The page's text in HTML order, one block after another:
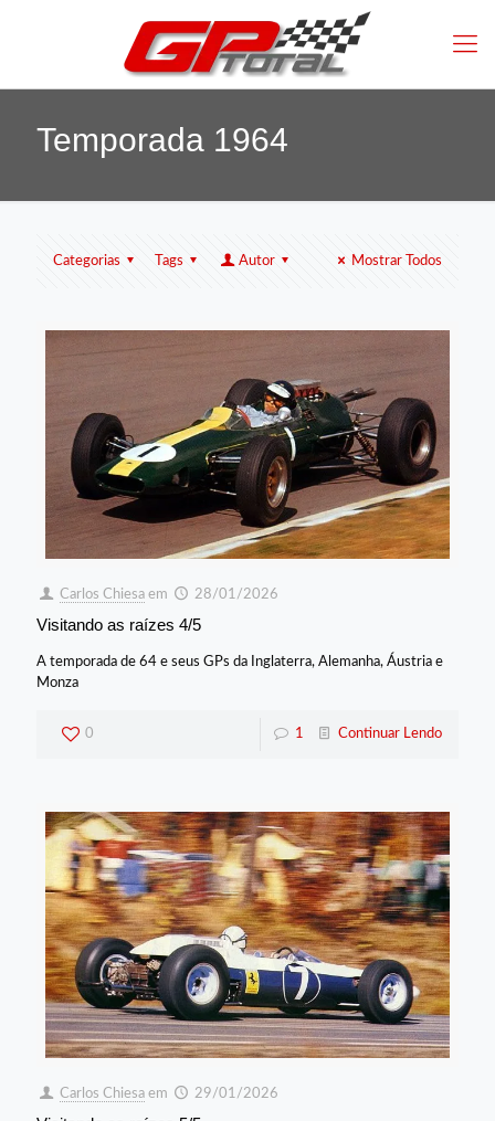
Temporada 1964
Categorias Tags Autor Mostrar Todos
Carlos Chiesa em 28/01/2026
Visitando as raízes 4/5
A temporada de 64 e seus GPs da Inglaterra, Alemanha, Áustria e
Monza
0 1 Continuar Lendo
Carlos Chiesa em 29/01/2026